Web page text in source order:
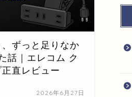
ずっと足りなか
話｜エレコム ク
直レビュー
2026年6月27日